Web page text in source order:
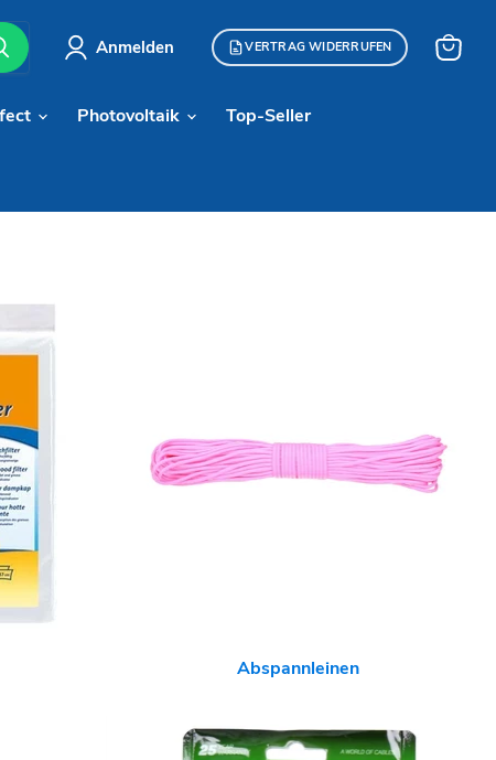
Anmelden VERTRAG WIDERRUFEN
Photovoltaik Top-Seller
Abspannleinen